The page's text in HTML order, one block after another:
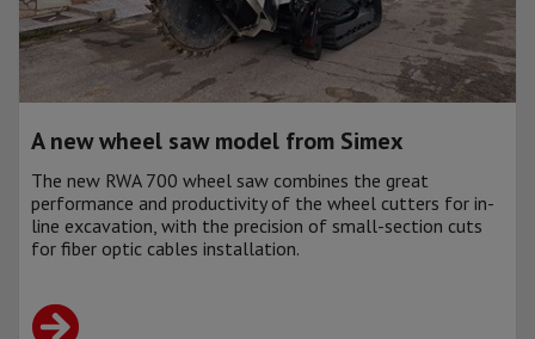
A new wheel saw model from Simex
The new RWA 700 wheel saw combines the great
performance and productivity of the wheel cutters for in-
line excavation, with the precision of small-section cuts
for fiber optic cables installation.